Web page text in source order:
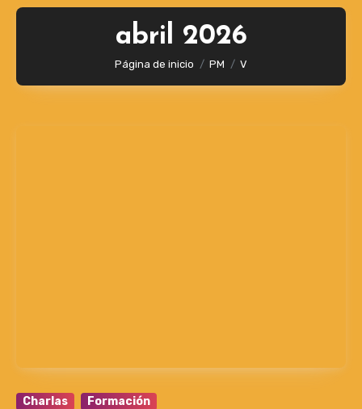
abril 2026
Página de inicio PM V
Charlas Formación